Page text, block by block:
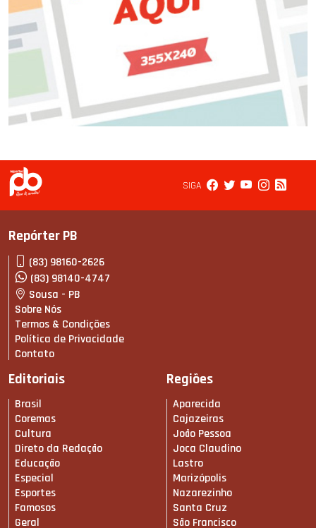
SIGA
Repórter PB
(83) 98160-2626
(83) 98140-4747
Sousa - PB
Sobre Nós
Termos & Condições
Política de Privacidade
Contato
Editoriais
Brasil
Coremas
Cultura
Direto da Redação
Educação
Especial
Esportes
Famosos
Geral
Regiões
Aparecida
Cajazeiras
João Pessoa
Joca Claudino
Lastro
Marizópolis
Nazarezinho
Santa Cruz
São Francisco